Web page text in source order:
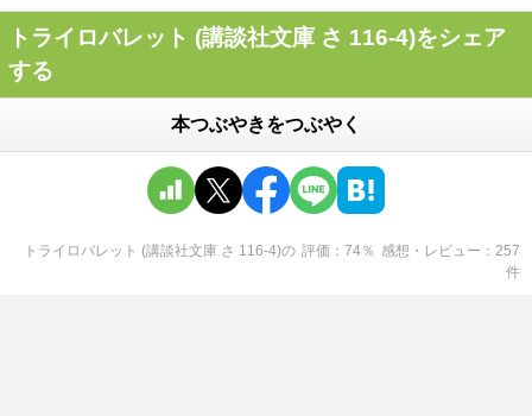
トライロバレット (講談社文庫 さ 116-4)をシェア
する
本つぶやきをつぶやく
トライロバレット (講談社文庫 さ 116-4)の 評価 74％ 感想・レビュー
257
件